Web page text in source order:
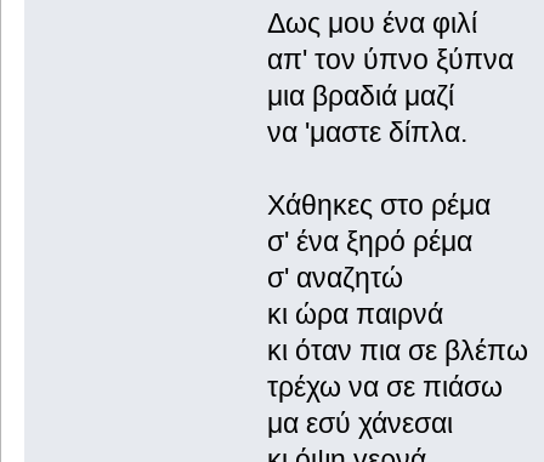
Δως μου ένα φιλί
απ' τον ύπνο ξύπνα
μια βραδιά μαζί
να 'μαστε δίπλα.
Χάθηκες στο ρέμα
σ' ένα ξηρό ρέμα
σ' αναζητώ
κι ώρα παιρνά
κι όταν πια σε βλέπω
τρέχω να σε πιάσω
μα εσύ χάνεσαι